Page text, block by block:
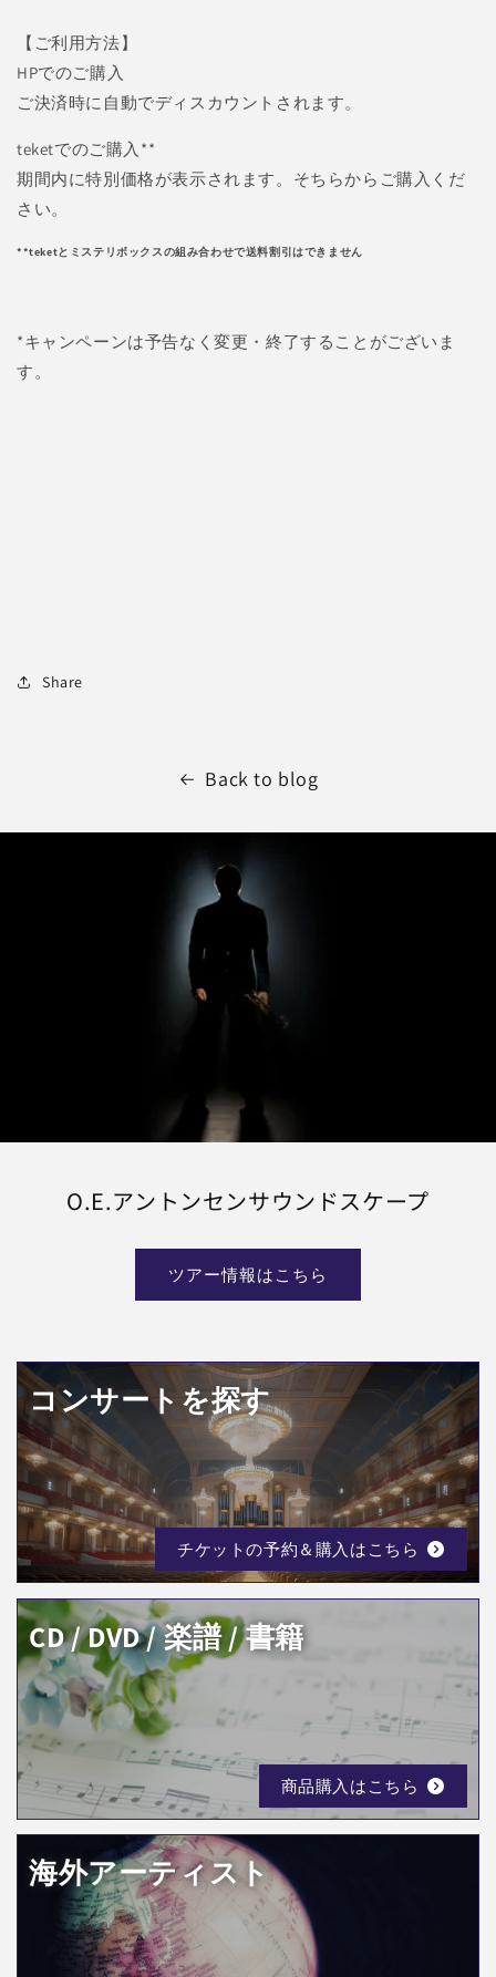
【ご利用方法】
HPでのご購入
ご決済時に自動でディスカウントされます。
teketでのご購入**
期間内に特別価格が表示されます。そちらからご購入くだ
さい。
**teketとミステリボックスの組み合わせで送料割引はできません
*キャンペーンは予告なく変更・終了することがございま
す。
Share
Back to blog
O.E.アントンセンサウンドスケープ
ツアー情報はこちら
コンサートを探す
チケットの予約＆購入はこちら
CD / DVD / 楽譜 / 書籍
商品購入はこちら
海外アーティスト